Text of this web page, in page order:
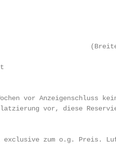
vor
vor, diese
exclusive zum o.g. Preis.